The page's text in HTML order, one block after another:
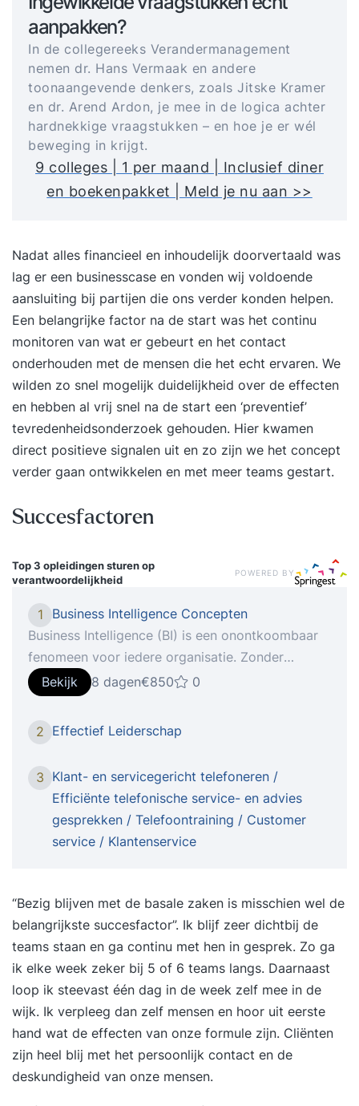
aanpakken?
In de collegereeks Verandermanagement
nemen dr. Hans Vermaak en andere
toonaangevende denkers, zoals Jitske Kramer
en dr. Arend Ardon, je mee in de logica achter
hardnekkige vraagstukken – en hoe je er wél
beweging in krijgt.
9 colleges | 1 per maand | Inclusief diner
en boekenpakket | Meld je nu aan >>
Nadat alles financieel en inhoudelijk doorvertaald was
lag er een businesscase en vonden wij voldoende
aansluiting bij partijen die ons verder konden helpen.
Een belangrijke factor na de start was het continu
monitoren van wat er gebeurt en het contact
onderhouden met de mensen die het echt ervaren. We
wilden zo snel mogelijk duidelijkheid over de effecten
en hebben al vrij snel na de start een ‘preventief’
tevredenheidsonderzoek gehouden. Hier kwamen
direct positieve signalen uit en zo zijn we het concept
verder gaan ontwikkelen en met meer teams gestart.
Succesfactoren
Top 3 opleidingensturen op
verantwoordelijkheid
POWERED BY
1
Business Intelligence Concepten
Business Intelligence (BI) is een onontkoombaar
fenomeen voor iedere organisatie. Zonder
Business Intelligence bent u niet in staat om de
concurrentie aan te gaan. Is dit nu echt zo, of is
er sprake v Tijdens de cursus Business
Intelligence Concepten leert u een aantal
om BI-initiatieven in uw organisatie beter te
begrijpen en eventueel beter te sturen. U krijgt
inzicht in geldende theorieën en opvattingen.
Daarnaast leert u de theorie toepassen met
aan oefeningen op basis van een case. Door het
maken en bespreken van de oefeningen kunt u
voor uzelf bepalen of u de theorie goed begrijpt.
Deze cursus is onderdeel van de cursus Business
Intelligence & Data Warehouse Concepten. Bent u
geïnteresseerd in de wijze waarop u ontwerpen
moet maken van Data Warehouses
(stermodelleren) en welke technieken u ter
beschikking staan? Schrijf u dan in voor de
cursus Business Intelligence & Data Warehouse
Bekijk 8 dagen€850 0
2 Effectief Leiderschap
3 Klant- en servicegericht telefoneren /
Efficiënte telefonische service- en advies
gesprekken / Telefoontraining / Customer
service / Klantenservice
“Bezig blijven met de basale zaken is misschien wel de
belangrijkste succesfactor”. Ik blijf zeer dichtbij de
teams staan en ga continu met hen in gesprek. Zo ga
ik elke week zeker bij 5 of 6 teams langs. Daarnaast
loop ik steevast één dag in de week zelf mee in de
wijk. Ik verpleeg dan zelf mensen en hoor uit eerste
hand wat de effecten van onze formule zijn. Cliënten
zijn heel blij met het persoonlijk contact en de
deskundigheid van onze mensen.